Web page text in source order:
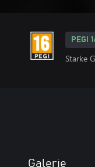
PEGI
Starke
Galerie